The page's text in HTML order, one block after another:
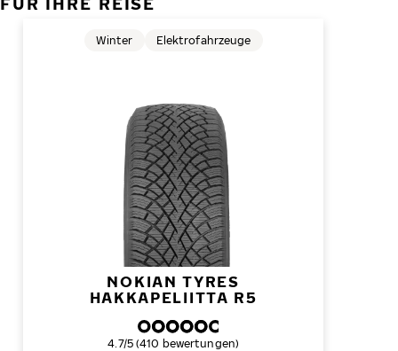
NOKIAN TYRES
HAKKAPELIITTA R5
Winter Elektrofahrzeuge
Gesamtbewertung
4.7/5 (410 bewertungen)